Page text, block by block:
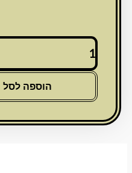
כמות
קריסטל
אבנים
הוספה לסל